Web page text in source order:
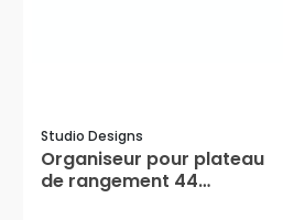
Studio Designs
Organiseur pour plateau
de rangement 44